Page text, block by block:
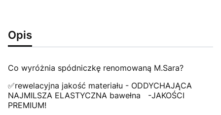
Opis
Co wyróżnia spódniczkę renomowaną M.Sara?
✅rewelacyjna jakość materiału - ODDYCHAJĄCA
NAJMILSZA ELASTYCZNA bawełna -JAKOŚCI
PREMIUM!